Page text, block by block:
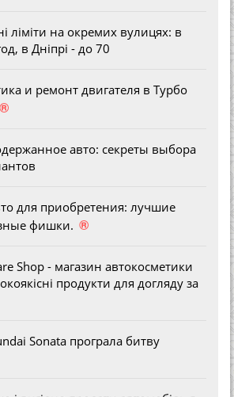
ліміти на окремих вулицях: в
в Дніпрі - до 70
и ремонт двигателя в Турбо
®
авто: секреты выбора
для приобретения: лучшие
фишки. ®
Shop - магазин автокосметики
продукти для догляду за
Sonata програла битву